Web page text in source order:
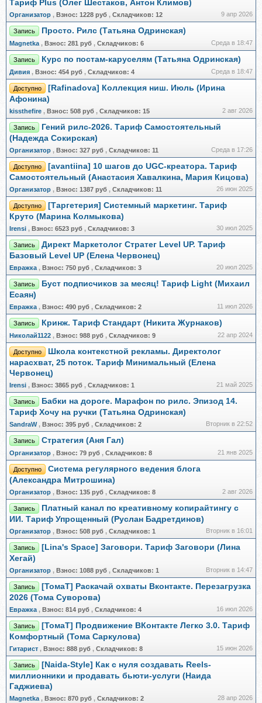
Тариф Plus (Олег Шестаков, Антон Климов)
Организатор , Взнос: 1228 руб , Складчиков: 12 9 апр 2026
Запись Просто. Рилс (Татьяна Одринская)
Magnetka , Взнос: 281 руб , Складчиков: 6 Среда в 18:47
Запись Курс по постам-каруселям (Татьяна Одринская)
Дивия , Взнос: 454 руб , Складчиков: 4 Среда в 18:47
Доступно
[Rafinadova] Коллекция ниш. Июль (Ирина
Афонина)
kissthefire , Взнос: 508 руб , Складчиков: 15 2 авг 2026
Запись
Гений рилс-2026. Тариф Самостоятельный
(Надежда Сокирская)
Организатор , Взнос: 327 руб , Складчиков: 11 Среда в 17:26
Доступно
[avantiina] 10 шагов до UGC-креатора. Тариф
Самостоятельный (Анастасия Хавалкина, Мария Кицова)
Организатор , Взнос: 1387 руб , Складчиков: 11 26 июн 2025
Доступно
[Таргетерия] Системный маркетинг. Тариф
Круто (Марина Колмыкова)
Irensi , Взнос: 6523 руб , Складчиков: 3 30 июл 2025
Запись
Директ Маркетолог Стратег Level UP. Тариф
Базовый Level UP (Елена Червонец)
Евражкa , Взнос: 750 руб , Складчиков: 3 20 июл 2025
Запись
Буст подписчиков за месяц! Тариф Light (Михаил
Есаян)
Евражкa , Взнос: 490 руб , Складчиков: 2 11 июл 2026
Запись Кринж. Тариф Стандарт (Никита Журнаков)
Николай1122 , Взнос: 988 руб , Складчиков: 9 22 апр 2024
Доступно
Школа контекстной рекламы. Директолог
нарасхват, 25 поток. Тариф Минимальный (Елена
Червонец)
Irensi , Взнос: 3865 руб , Складчиков: 1 21 май 2025
Запись
Бабки на дороге. Марафон по рилс. Эпизод 14.
Тариф Хочу на ручки (Татьяна Одринская)
SandraW, Взнос: 395 руб , Складчиков: 2 Вторник в 22:52
Запись Стратегия (Аня Гал)
Организатор , Взнос: 79 руб , Складчиков: 8 21 янв 2025
Доступно
Система регулярного ведения блога
(Александра Митрошина)
Организатор , Взнос: 135 руб , Складчиков: 8 2 авг 2026
Запись
Платный канал по креативному копирайтингу с
ИИ. Тариф Упрощенный (Руслан Бадретдинов)
Организатор , Взнос: 508 руб , Складчиков: 1 Вторник в 16:01
Запись
[Lina's Space] Заговори. Тариф Заговори (Лина
Хегай)
Организатор , Взнос: 1088 руб , Складчиков: 1 Вторник в 14:47
Запись
[ТомаТ] Раскачай охваты Вконтакте. Перезагрузка
2026 (Тома Суворова)
Евражкa , Взнос: 814 руб , Складчиков: 4 16 июл 2026
Запись
[ТомаТ] Продвижение ВКонтакте Легко 3.0. Тариф
Комфортный (Тома Саркулова)
Гитарист , Взнос: 888 руб , Складчиков: 8 15 июн 2026
Запись
[Naida-Style] Как с нуля создавать Reels-
миллионники и продавать бьюти-услуги (Наида
Гаджиева)
Magnetka , Взнос: 870 руб , Складчиков: 2 28 апр 2026